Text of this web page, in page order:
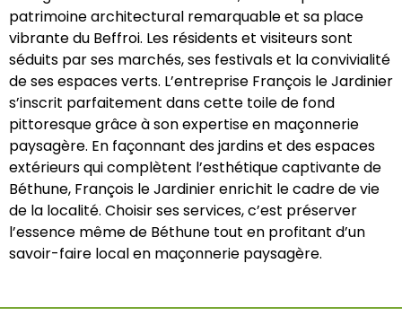
patrimoine architectural remarquable et sa place
vibrante du Beffroi. Les résidents et visiteurs sont
séduits par ses marchés, ses festivals et la convivialité
de ses espaces verts. L’entreprise François le Jardinier
s’inscrit parfaitement dans cette toile de fond
pittoresque grâce à son expertise en maçonnerie
paysagère. En façonnant des jardins et des espaces
extérieurs qui complètent l’esthétique captivante de
Béthune, François le Jardinier enrichit le cadre de vie
de la localité. Choisir ses services, c’est préserver
l’essence même de Béthune tout en profitant d’un
savoir-faire local en maçonnerie paysagère.